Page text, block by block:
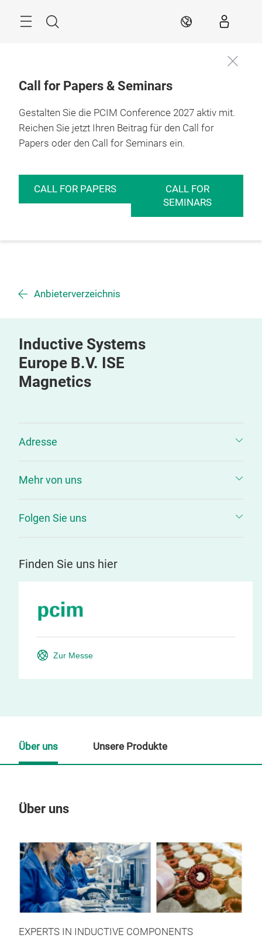
Suche DE
Call for Papers & Seminars
Gestalten Sie die PCIM Conference 2027 aktiv mit.
Reichen Sie jetzt Ihren Beitrag für den Call for
Papers oder den Call for Seminars ein.
CALL FOR PAPERS
CALL FOR
SEMINARS
Anbieterverzeichnis
Inductive Systems
Europe B.V. ISE
Magnetics
Adresse
Mehr von uns
Folgen Sie uns
Finden Sie uns hier
Zur Messe
Über uns
EXPERTS IN INDUCTIVE COMPONENTS
Über uns Unsere Produkte